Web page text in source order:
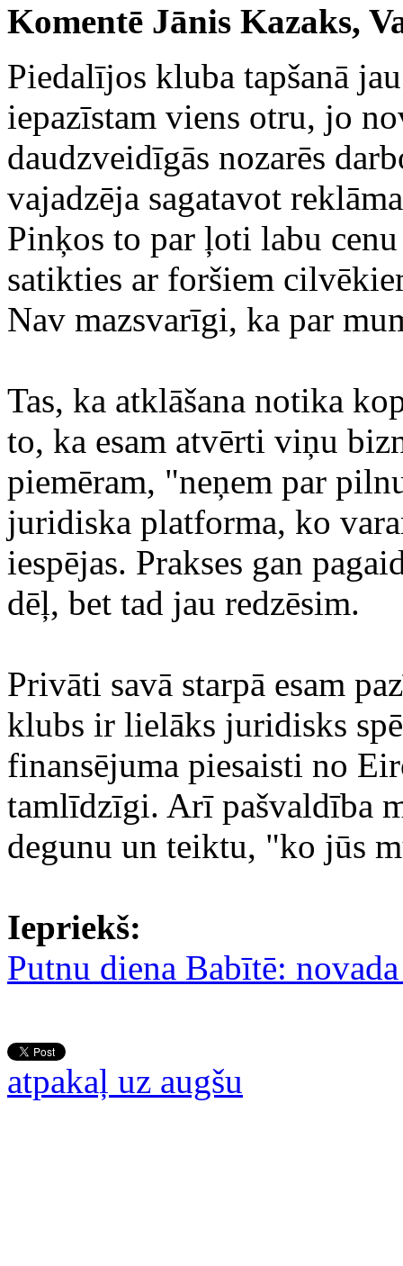
Komentē Jānis Kazaks,
Piedalījos kluba tapšanā
iepazīstam viens otru, jo
daudzveidīgās nozarēs
vajadzēja sagatavot
Pinķos to par ļoti labu
satikties ar foršiem
Nav mazsvarīgi, ka par
Tas, ka atklāšana notika
to, ka esam atvērti viņu
piemēram, "neņem par
juridiska platforma, ko
iespējas. Prakses gan
dēļ, bet tad jau redzēsim.
Privāti savā starpā esam
klubs ir lielāks juridisks
finansējuma piesaisti no
tamlīdzīgi. Arī pašvaldība
degunu un teiktu, "ko jūs
Iepriekš:
Putnu diena Babītē:
atpakaļ uz augšu